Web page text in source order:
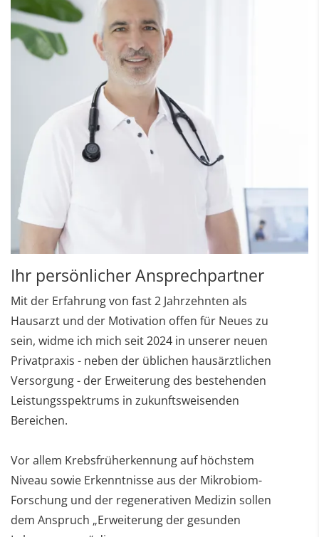
Ihr persönlicher Ansprechpartner
Mit der Erfahrung von fast 2 Jahrzehnten als
Hausarzt und der Motivation offen für Neues zu
sein, widme ich mich seit 2024 in unserer neuen
Privatpraxis - neben der üblichen hausärztlichen
Versorgung - der Erweiterung des bestehenden
Leistungsspektrums in zukunftsweisenden
Bereichen.
Vor allem Krebsfrüherkennung auf höchstem
Niveau sowie Erkenntnisse aus der Mikrobiom-
Forschung und der regenerativen Medizin sollen
dem Anspruch „Erweiterung der gesunden